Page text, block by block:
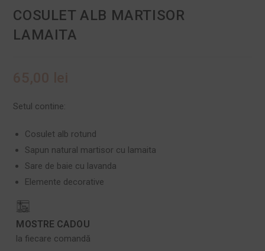
COSULET ALB MARTISOR
LAMAITA
Setul contine:
Cosulet alb rotund
Sapun natural martisor cu lamaita
Sare de baie cu lavanda
Elemente decorative
MOSTRE CADOU
la fiecare comandă